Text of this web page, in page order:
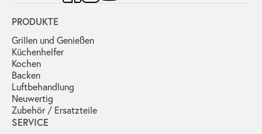
PRODUKTE
Grillen und Genießen
Küchenhelfer
Kochen
Backen
Luftbehandlung
Neuwertig
Zubehör / Ersatzteile
SERVICE